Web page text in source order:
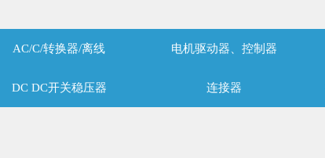
AC/C/转换器/离线 电机驱动器、控制器
DC DC开关稳压器 连接器